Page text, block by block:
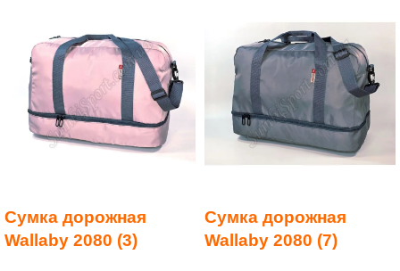
Сумка дорожная
Wallaby 2080 (3)
Сумка дорожная
Wallaby 2080 (7)